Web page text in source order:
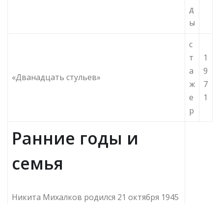
д
ы
«Дванадцать стульев»
с
т
а
ж
е
р
1
9
7
1
Ранние годы и
семья
Никита Михалков родился 21 октября 1945